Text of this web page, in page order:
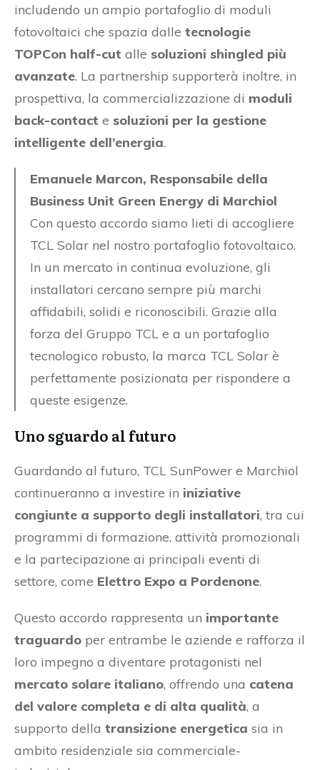
includendo un ampio portafoglio di moduli
fotovoltaici che spazia dalle tecnologie
TOPCon half-cut alle soluzioni shingled più
avanzate. La partnership supporterà inoltre, in
prospettiva, la commercializzazione di moduli
back-contact e soluzioni per la gestione
intelligente dell’energia.
Emanuele Marcon, Responsabile della
Business Unit Green Energy di Marchiol
Con questo accordo siamo lieti di accogliere
TCL Solar nel nostro portafoglio fotovoltaico.
In un mercato in continua evoluzione, gli
installatori cercano sempre più marchi
affidabili, solidi e riconoscibili. Grazie alla
forza del Gruppo TCL e a un portafoglio
tecnologico robusto, la marca TCL Solar è
perfettamente posizionata per rispondere a
queste esigenze.
Uno sguardo al futuro
Guardando al futuro, TCL SunPower e Marchiol
continueranno a investire in iniziative
congiunte a supporto degli installatori, tra cui
programmi di formazione, attività promozionali
e la partecipazione ai principali eventi di
settore, come Elettro Expo a Pordenone.
Questo accordo rappresenta un importante
traguardo per entrambe le aziende e rafforza il
loro impegno a diventare protagonisti nel
mercato solare italiano, offrendo una catena
del valore completa e di alta qualità, a
supporto della transizione energetica sia in
ambito residenziale sia commerciale-